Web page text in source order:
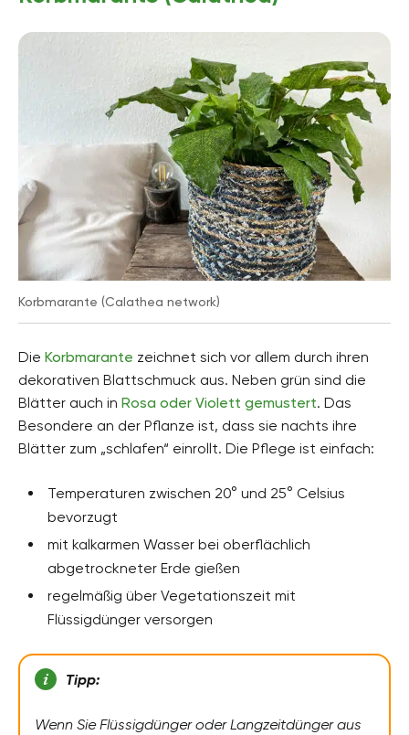
Korbmarante (Calathea network)
Die Korbmarante zeichnet sich vor allem durch ihren
dekorativen Blattschmuck aus. Neben grün sind die
Blätter auch in Rosa oder Violett gemustert. Das
Besondere an der Pflanze ist, dass sie nachts ihre
Blätter zum „schlafen“ einrollt. Die Pflege ist einfach:
Temperaturen zwischen 20° und 25° Celsius
bevorzugt
mit kalkarmen Wasser bei oberflächlich
abgetrockneter Erde gießen
regelmäßig über Vegetationszeit mit
Flüssigdünger versorgen
Tipp:
Wenn Sie Flüssigdünger oder Langzeitdünger aus